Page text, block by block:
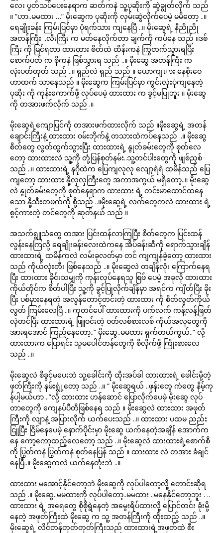
လေး ပွတ်သပ်ပေးနေရာက ဆတ်ကနဲ သူ့ပုဆိုးကို ဆွဲချွတ်လိုက် သည်
။ “ဟာ..မမထား …” မိုးဆွေက ပုဆိုးကို လှမ်းဆွဲလိုက်ပေမဲ့ မမိတော့ ..။
ရေချိုးခန်း ကြမ်းပြင်မှာ ပုံရက်သား ကျနေပြီ ..။ မိုးဆွေရဲ့ နီညိုညို
အတန်ကြီး ..လီးကြီး က မတ်နေလိုက်တာ ချက်ကို ကပ်နေ သည် ။ဒစ်
ကြီး ကို မြင်ရတာ ထားထား စိတ်ထဲ ထိန်းကနဲ ကြွတက်သွားရပြီး
စောက်ပတ် က စိုကနဲ ဖြစ်သွားရ သည် ..။ မိုးဆွေ အတန်ကြီး က
လုံးပတ်တုတ် သည် ..။ ရှည်လဲ ရှည် သည် ။ ယောကျၤား နေစိုးဝေ
ဟာထက် သာနေသည် ။ မိုးဆွေက ကြမ်းပြင်မှာ ကွင်းလုံးပုံကျနေတဲ့
ပုဆိုး ကို ကုန်းကောက်ဖို့ လုပ်ပေမဲ့ ထားထား က ခွင့်မပြုဘူး ။ မိုးဆွေ
ကို တအားဖက်လိုက် သည် .။
မိုးဆွေရဲ့ကျောပြင်ကို တအားဖက်ထားလိုက် သည် ။မိုးဆွေရဲ့ အတန်
ချောင်းကြီးနဲ့ ထားထား ဝမ်းဘိုက်နဲ့ တသားထဲကပ်နေသည် ..။ မိုးဆွေ
စိတ်တွေ လွတ်ထွက်သွားပြီး ထားထားရဲ့ နွုတ်ခမ်းတွေကို စုတ်လေ
တော့ ထားထားလဲ သူ့ကို တုံ့ပြန်စုတ်နမ်း..သူ့တင်ပါးတွေကို ဖျစ်ညှစ်
သည် ..။ ထားထားရဲ့ နဂိုထဲက ပြေကျလုလု လျော့ရဲရဲ ထမိန်သည် ပြေ
ကျတော့ ထားထား နို့လှလှကြီးတွေ အကာအကွယ် မရှိတော့..။ မိုးဆွေ
လဲ နွုတ်ခမ်းတွေကို စုတ်နေရာက ထားထား ရဲ့ တင်းမာထောင်ထနေ
သော နို့သီးတဖက်ကို စို့သည် ..။မိုးဆွေရဲ့ လက်တွေကလဲ ထားထား ရဲ့
စွင့်ကားတဲ့ တင်တွေကို ဆုတ်နယ် သည် ။
အသက်ရွူသံတွေ တအား ပြင်းထန်လာကြပြီး စိတ်တွေက ပြင်းထန်
လွန်းနေကြလို့ ရေချိုးခန်းလေးထဲကနေ အိပ်ခန်းဆီကို ရောက်သွားချိန်
ထားထားရဲ့ ထမိန်ကလဲ လမ်းခုလတ်မှာ တင် ကျကျန်ခဲ့တော့ ထားထား
သည် ကိုယ်လုံးတီး ဖြစ်နေသည် ..။ မိုးဆွေလဲ တချိန်လုံး ကြောက်နေရ
ပြီး ထားထား ခိုင်းသမျှကို ကုန်းလုပ်နေရသူ စြဖ် ပေမဲ့ အခုလို ထားထား
ကိုယ်တိုင်က စိတ်ပါပြီး သူ့ကို ခွင့်ပြုလိုက်ချိန်မှာ အရင်က ကျိတ်ပြီး ခိုး
ပြီး ပစ်မှားနေရတဲ့ အလွန်တောင့်တင်းတဲ့ ထားထား ကို စိတ်လွတ်ကိုယ်
လွတ် ကြမ်းလေပြီ ..။ ကုတင်ပေါ် ထားထားကို ပက်လက် ကန့်လန့်ဖြတ်
လှဲတင်ပြီး ထားထားရဲ့ ဖြူဝင်းတဲ့ ဝတ်လစ်စားလစ် ကိုယ်အလှတွေကို
အားရအောင် ကြည့်နေတော့..“ မိုးဆွေ..မမထား ရှက်တယ်ကွယ်..” လို့
ထားထားက ပြောရင်း သူမပေါင်တန်တွေကို စိလိုက်ဖို့ ကြိုးစားလေ
သည် ..။
မိုးဆွေလဲ စိခွင့်မပေးဘဲ သူ့ခေါင်းကို ထိုးအပ်ခါ ထားထားရဲ့ ဖေါင်းမို့တဲ့
ဖုတ်ကြီးကို နမ်းရွုံ့တော့ သည် ..။ “ မိုးဆွေရယ် ..ဖုန်းတွေ ကံတွေ နိမ့်ကု
န်ပါ့မယ်ဟာ ..”လို့ ထားထား ဟန်ဆောင် ပြောလိုက်ပေမဲ့ မိုးဆွေ လုပ်
တာတွေကို ကျေနပ်ပီတိဖြစ်နေရ သည် ။ မိုးဆွေလဲ ထားထား အဖုတ်
ကြီးကို လျာနဲ့ အပြားလိုက် ယက်ပေးသည် ..။ ထားထား ပထမ ညည်း
ငြူပြီး ငြိမ်နေပေမဲ့ နောက်ပိုင်းမှာ မိုးဆွေ ယက်နေတဲ့အချိန် အောက်က
နေ ကော့ကော့ထည့်လေတော့ သည် ..။ မိုးဆွေလဲ ထားထားရဲ့စောက်စိ
ကို ပြွတ်ကနဲ ပြွတ်ကနဲ စုတ်နေပြန် သည် ။ ထားထား လဲ တအား ခံချင်
နေပြီ..။ မိုးဆွေကလဲ ယက်နေတုံးဘဲ ..။
ထားထား မအောင့်နိုင်တော့ဘဲ မိုးဆွေကို လုပ်ပါတော့လို့ တောင်းဆိုရ
သည် .။ မိုးဆွေ..မမထားကို လုပ်ပါတော့..မမထား ..မနေနိုင်တော့ဘူး . ..
ထားထား ရဲ့ အရေတွေ စိုစိုရွဲနေတဲ့ အမွေးရိပ်ထားလို့ ပြောင်တင်း ခုံးမို့
နေတဲ့ အဖုတ်ကြီးထဲ မိုးဆွေ က သူ့ အတန်ကြီးကို ထိုးထည့် သည် ..။
မိုးဆွေရဲ့ လိင်တန်တုတ်တုတ်ကြီးသည် ထားထားရဲ့အဖုတ်ထဲ စီး